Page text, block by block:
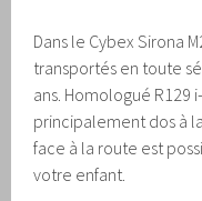
Dans le Cybex Sirona
transportés en toute
ans. Homologué R129
principalement dos à
face à la route est
votre enfant.